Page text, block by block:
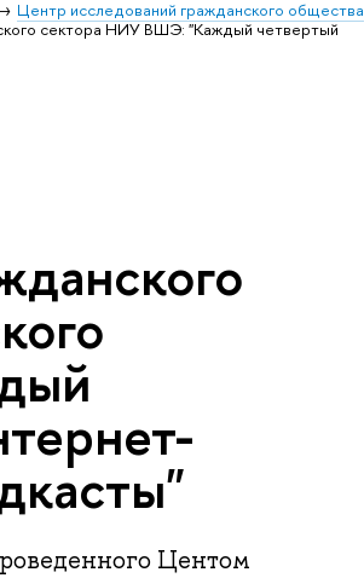
Центр исследований гражданского общества
сектора НИУ ВШЭ: "Каждый четвертый
Центом